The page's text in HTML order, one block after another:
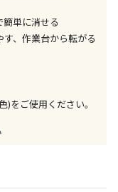
合がございます。
長期休業期間中
ます。
単に消せる
、作業台から転がる
)をご使用ください。